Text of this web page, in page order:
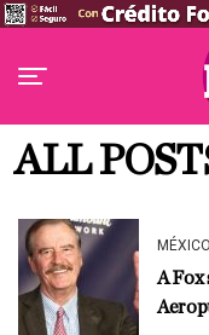
ALL
MÉXICO
A Fox